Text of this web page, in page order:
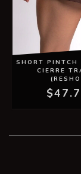
SHORT PINTCH
CIERRE